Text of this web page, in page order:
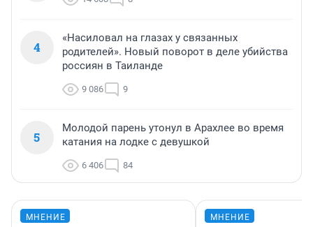
4
«Насиловал на глазах у связанных
родителей». Новый поворот в деле убийства
россиян в Таиланде
9 086 9
5
Молодой парень утонул в Арахлее во время
катания на лодке с девушкой
6 406 84
МНЕНИЕ МНЕНИЕ